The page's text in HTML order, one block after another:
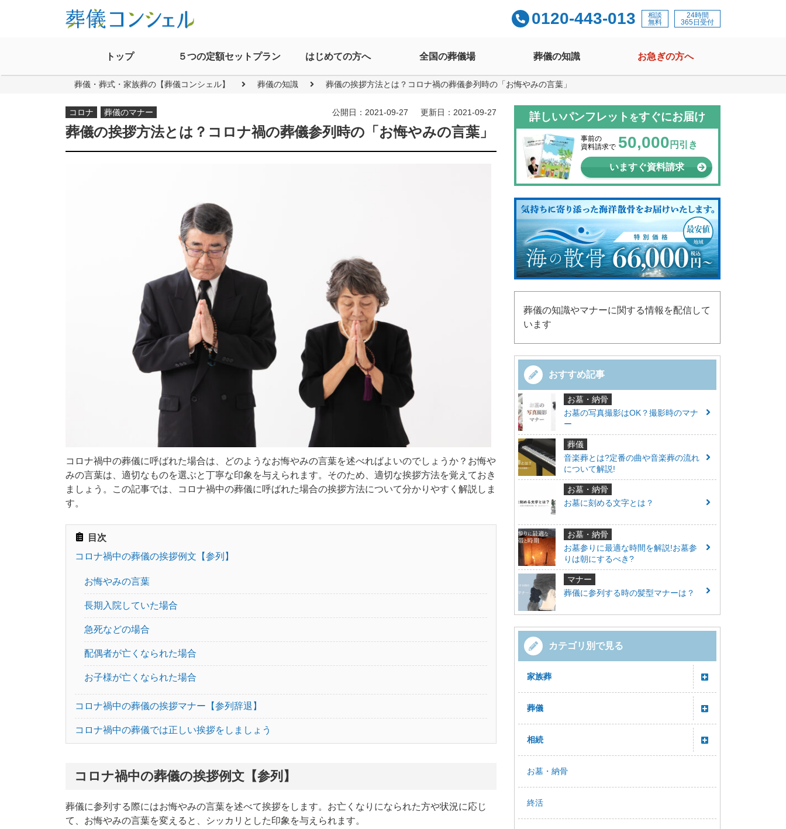
0120-443-013
相談
無料
24時間
365日受付
トップ ５つの定額セットプラン はじめての方へ 全国の葬儀場 葬儀の知識 お急ぎの方へ
葬儀・葬式・家族葬の【葬儀コンシェル】 葬儀の知識 葬儀の挨拶方法とは？コロナ禍の葬儀参列時の「お悔やみの言葉」
コロナ 葬儀のマナー 公開日：2021-09-27 更新日：2021-09-27
葬儀の挨拶方法とは？コロナ禍の葬儀参列時の「お悔やみの言葉」
コロナ禍中の葬儀に呼ばれた場合は、どのようなお悔やみの言葉を述べればよいのでしょうか？お悔や
みの言葉は、適切なものを選ぶと丁寧な印象を与えられます。そのため、適切な挨拶方法を覚えておき
ましょう。この記事では、コロナ禍中の葬儀に呼ばれた場合の挨拶方法について分かりやすく解説しま
す。
目次
コロナ禍中の葬儀の挨拶例文【参列】
お悔やみの言葉
長期入院していた場合
急死などの場合
配偶者が亡くなられた場合
お子様が亡くなられた場合
コロナ禍中の葬儀の挨拶マナー【参列辞退】
コロナ禍中の葬儀では正しい挨拶をしましょう
コロナ禍中の葬儀の挨拶例文【参列】
葬儀に参列する際にはお悔やみの言葉を述べて挨拶をします。お亡くなりになられた方や状況に応じ
て、お悔やみの言葉を変えると、シッカリとした印象を与えられます。
詳しいパンフレット をすぐにお届け
事前の
資料請求で 50,000 円引き
いますぐ資料請求
葬儀の知識やマナーに関する情報を配信して
います
おすすめ記事
お墓・納骨
お墓の写真撮影はOK？撮影時のマナ
ー
葬儀
音楽葬とは?定番の曲や音楽葬の流れ
について解説!
お墓・納骨
お墓に刻める文字とは？
お墓・納骨
お墓参りに最適な時間を解説!お墓参
りは朝にするべき?
マナー
葬儀に参列する時の髪型マナーは？
カテゴリ別で見る
家族葬
葬儀
相続
お墓・納骨
終活